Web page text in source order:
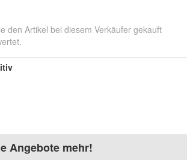
den Artikel bei diesem Verkäufer gekauft
Angebote mehr!